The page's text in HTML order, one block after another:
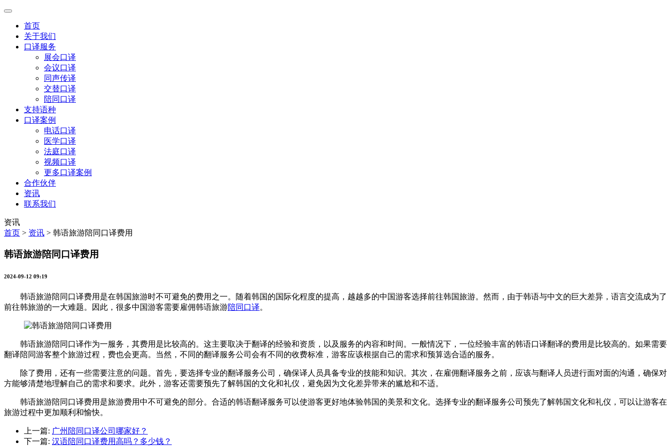
首页
关于我们
口译服务
展会口译
会议口译
同声传译
交替口译
陪同口译
支持语种
口译案例
电话口译
医学口译
法庭口译
视频口译
更多口译案例
合作伙伴
资讯
联系我们
资讯
首页 > 资讯 > 韩语旅游陪同口译费用
韩语旅游陪同口译费用
2024-09-12 09:19
韩语旅游陪同口译费用是在韩国旅游时不可避免的费用之一。随着韩国的国际化程度的提高，越越多的中国游客选择前往韩国旅游。然而，由于韩语与中文的巨大差异，语言交流成为了
前往韩旅游的一大难题。因此，很多中国游客需要雇佣韩语旅游陪同口译。
韩语旅游陪同口译作为一服务，其费用是比较高的。这主要取决于翻译的经验和资质，以及服务的内容和时间。一般情况下，一位经验丰富的韩语口译翻译的费用是比较高的。如果需要
翻译陪同游客整个旅游过程，费也会更高。当然，不同的翻译服务公司会有不同的收费标准，游客应该根据自己的需求和预算选合适的服务。
除了费用，还有一些需要注意的问题。首先，要选择专业的翻译服务公司，确保译人员具备专业的技能和知识。其次，在雇佣翻译服务之前，应该与翻译人员进行面对面的沟通，确保对
方能够清楚地理解自己的需求和要求。此外，游客还需要预先了解韩国的文化和礼仪，避免因为文化差异带来的尴尬和不适。
韩语旅游陪同口译费用是旅游费用中不可避免的部分。合适的韩语翻译服务可以使游客更好地体验韩国的美景和文化。选择专业的翻译服务公司预先了解韩国文化和礼仪，可以让游客在
旅游过程中更加顺利和愉快。
上一篇: 广州陪同口译公司哪家好？
下一篇: 汉语陪同口译费用高吗？多少钱？